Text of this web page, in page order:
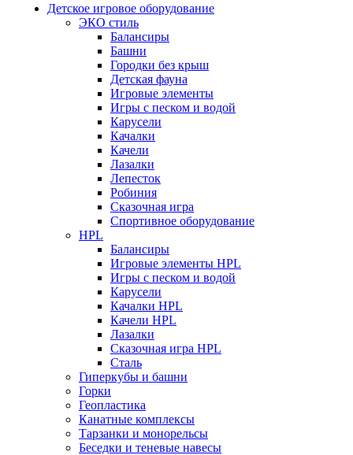
Детское игровое оборудование
ЭКО стиль
Балансиры
Башни
Городки без крыш
Детская фауна
Игровые элементы
Игры с песком и водой
Карусели
Качалки
Качели
Лазалки
Лепесток
Робиния
Сказочная игра
Спортивное оборудование
HPL
Балансиры
Игровые элементы HPL
Игры с песком и водой
Карусели
Качалки HPL
Качели HPL
Лазалки
Сказочная игра HPL
Сталь
Гиперкубы и башни
Горки
Геопластика
Канатные комплексы
Тарзанки и монорельсы
Беседки и теневые навесы